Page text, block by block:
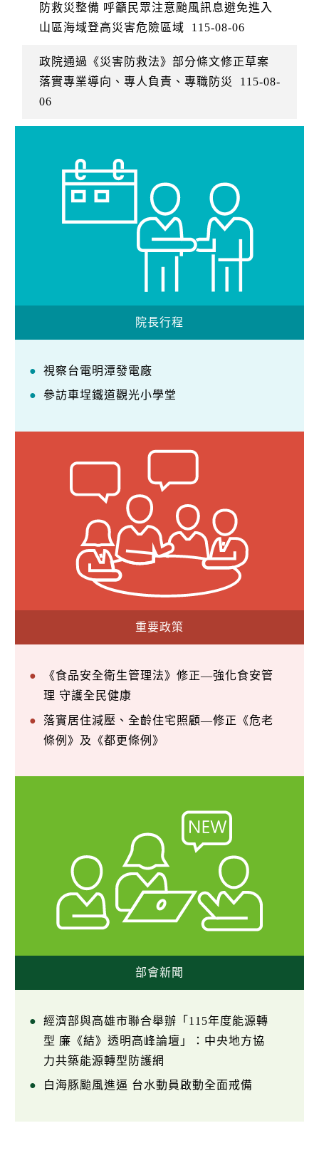
防救災整備 呼籲民眾注意颱風訊息避免進入
山區海域登高災害危險區域
115-08-06
政院通過《災害防救法》部分條文修正草案
落實專業導向、專人負責、專職防災
115-08-
06
院長行程
視察台電明潭發電廠
參訪車埕鐵道觀光小學堂
重要政策
《食品安全衛生管理法》修正—強化食安管
理 守護全民健康
落實居住減壓、全齡住宅照顧—修正《危老
條例》及《都更條例》
部會新聞
經濟部與高雄市聯合舉辦「115年度能源轉
型 廉《結》透明高峰論壇」：中央地方協
力共築能源轉型防護網
白海豚颱風進逼 台水動員啟動全面戒備